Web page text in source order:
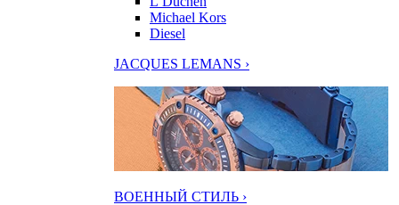
Michael Kors
Diesel
JACQUES LEMANS ›
ВОЕННЫЙ СТИЛЬ ›